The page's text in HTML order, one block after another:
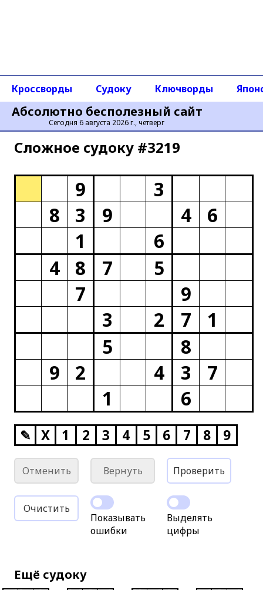
Абсолютно бесполезный сайт
Сегодня 6 августа 2026 г., четверг
Кроссворды Судоку Ключворды
Сложное cудоку #3219
9
3
8
3 9 4
6
1
6
4
8 7
5
7
9
3
2 7
1
5
8
9
2 4 3
7
1
6
✎ X 1 2 3 4 5 6 7 8 9
Отменить Вернуть Проверить
Очистить
Показывать
ошибки
Выделять
цифры
Ещё судоку